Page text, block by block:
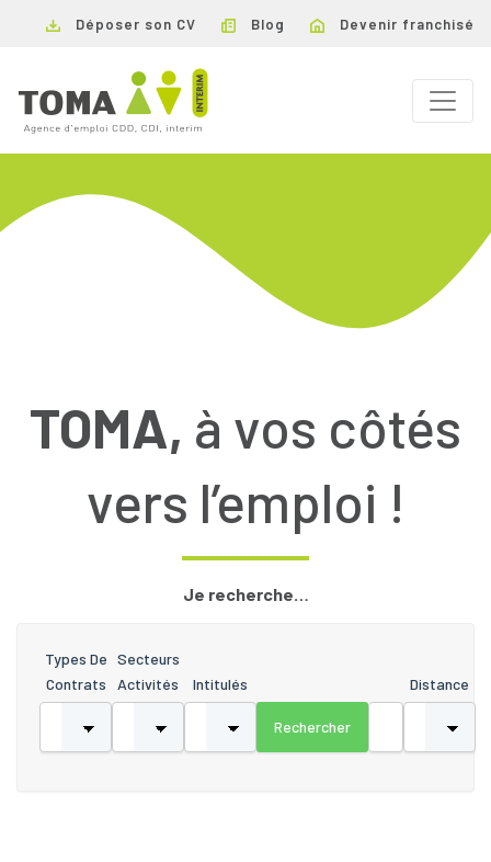
Déposer son CV Blog Devenir franchisé
TOMA, à vos côtés
vers l’emploi !
Je recherche…
Distance
Types De
Contrats
Secteurs
Activités
Intitulés